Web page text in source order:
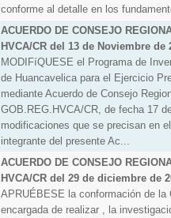
conforme al detalle en los
ACUERDO DE CONSEJO
HVCA/CR del 13 de Noviembre de
MODIFíQUESE el Programa de
de Huancavelica para el Ejercicio
mediante Acuerdo de Consejo
GOB.REG.HVCA/CR, de fecha 17
modificaciones que se precisan en
integrante del presente Ac...
ACUERDO DE CONSEJO
HVCA/CR del 29 de diciembre de
APRUÉBESE la conformación de la
encargada de realizar , la